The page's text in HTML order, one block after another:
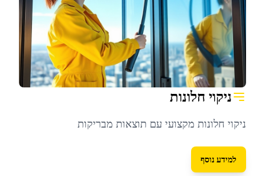
ניקוי חלונות
ניקוי חלונות מקצועי עם תוצאות מבריקות
למידע נוסף